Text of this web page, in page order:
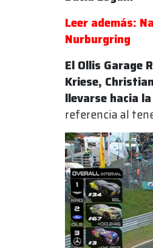
Leer además:
Nurburgring
El Ollis Garage
Kriese,
llevarse hacia
referencia al